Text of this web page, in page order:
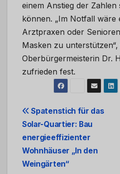
einem Anstieg der
können. „Im Notfall wäre
Arztpraxen oder
Masken zu
Oberbürgermeisterin Dr.
zufrieden fest.
Beitrags-
Navigation
Spatenstich für das
Solar-Quartier: Bau
energieeffizienter
Wohnhäuser „In den
Weingärten“